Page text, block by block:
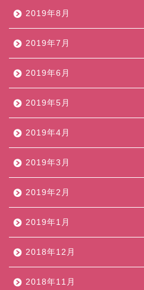
2019年8月
2019年7月
2019年6月
2019年5月
2019年4月
2019年3月
2019年2月
2019年1月
2018年12月
2018年11月